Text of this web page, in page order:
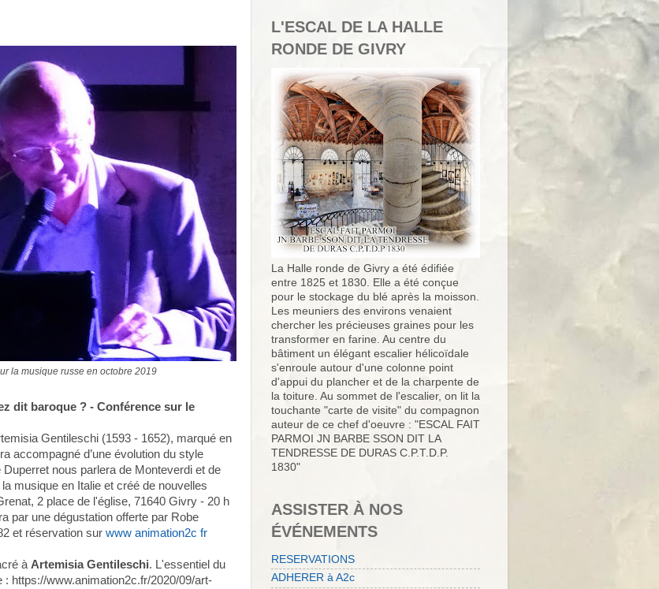
la musique russe en octobre 2019
dit baroque ? - Conférence sur le
Gentileschi (1593 - 1652), marqué en
accompagné d’une évolution du style
nous parlera de Monteverdi et de
musique en Italie et créé de nouvelles
2 place de l'église, 71640 Givry - 20 h
par une dégustation offerte par Robe
et réservation sur www animation2c fr
àArtemisia Gentileschi. L'essentiel du
https://www.animation2c.fr/2020/09/art-
L'ESCAL DE LA HALLE
RONDE DE GIVRY
La Halle ronde de Givry a été édifiée
entre 1825 et 1830. Elle a été conçue
pour le stockage du blé après la moisson.
Les meuniers des environs venaient
chercher les précieuses graines pour les
transformer en farine. Au centre du
bâtiment un élégant escalier hélicoïdale
s'enroule autour d'une colonne point
d'appui du plancher et de la charpente de
la toiture. Au sommet de l'escalier, on lit la
touchante "carte de visite" du compagnon
auteur de ce chef d'oeuvre : "ESCAL FAIT
PARMOI JN BARBE SSON DIT LA
TENDRESSE DE DURAS C.P.T.D.P.
1830"
ASSISTER À NOS
ÉVÉNEMENTS
RESERVATIONS
ADHERER à A2c